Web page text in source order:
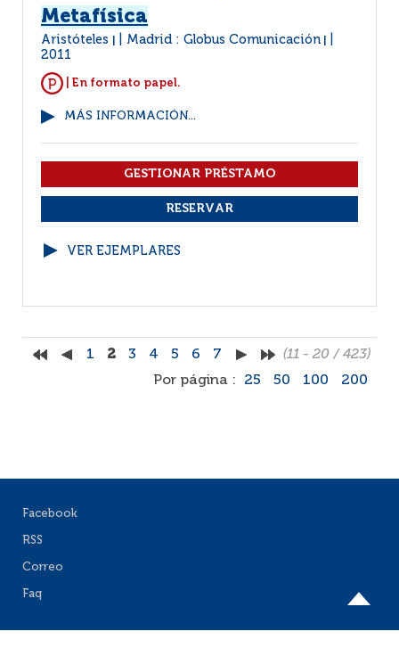
Metafísica
Aristóteles Madrid : Globus Comunicación
2011
| En formato papel.
MÁS INFORMACIÓN...
VER EJEMPLARES
1 2 3 4 5 6 7
(11 - 20 / 423)
Por página :
25 50 100 200
Facebook
RSS
Correo
Faq